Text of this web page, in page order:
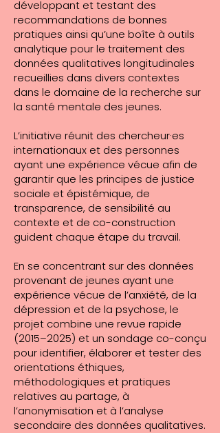
développant et testant des
recommandations de bonnes
pratiques ainsi qu’une boîte à outils
analytique pour le traitement des
données qualitatives longitudinales
recueillies dans divers contextes
dans le domaine de la recherche sur
la santé mentale des jeunes.
L’initiative réunit des chercheur·es
internationaux et des personnes
ayant une expérience vécue afin de
garantir que les principes de justice
sociale et épistémique, de
transparence, de sensibilité au
contexte et de co-construction
guident chaque étape du travail.
En se concentrant sur des données
provenant de jeunes ayant une
expérience vécue de l’anxiété, de la
dépression et de la psychose, le
projet combine une revue rapide
(2015–2025) et un sondage co-conçu
pour identifier, élaborer et tester des
orientations éthiques,
méthodologiques et pratiques
relatives au partage, à
l’anonymisation et à l’analyse
secondaire des données qualitatives.